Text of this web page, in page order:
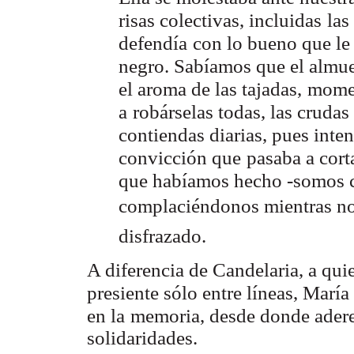
risas colectivas, incluidas las
defendía con lo bueno que
negro. Sabíamos que el
el aroma de las tajadas,
a robárselas todas, las
contiendas diarias, pues
convicción que pasaba a
que habíamos hecho -somos
complaciéndonos mientras
disfrazado.
A diferencia de Candelaria, a
presiente sólo entre líneas, María
en la memoria, desde donde
solidaridades.